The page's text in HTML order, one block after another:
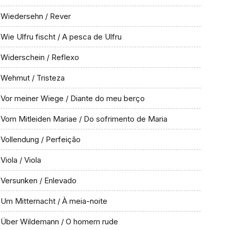
Wiedersehn / Rever
Wie Ulfru fischt / A pesca de Ulfru
Widerschein / Reflexo
Wehmut / Tristeza
Vor meiner Wiege / Diante do meu berço
Vom Mitleiden Mariae / Do sofrimento de Maria
Vollendung / Perfeição
Viola / Viola
Versunken / Enlevado
Um Mitternacht / À meia-noite
Über Wildemann / O homem rude